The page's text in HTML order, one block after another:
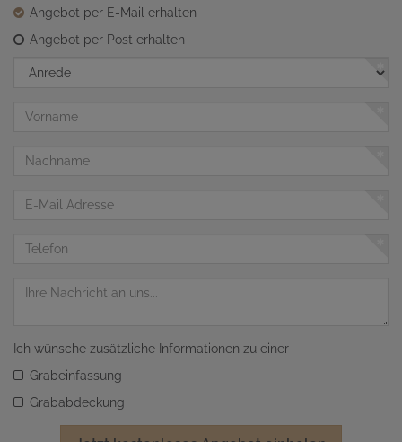
Angebot per E-Mail erhalten
Angebot per Post erhalten
Anrede
Vorname
Nachname
Telefon
Nachricht
Ich wünsche zusätzliche Informationen zu einer
Grabeinfassung
Grababdeckung